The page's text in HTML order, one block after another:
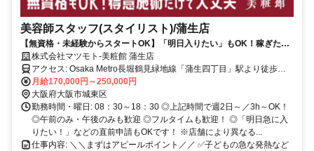
美容師スタッフ(スタイリスト)/蒲生店
【無資格・未経験からスタートOK】「明日入りたい」もOK！稼ぎたい
時にガッツリ稼げる◎子育て後のシフト増も大歓迎／週2～OK！
株式会社マツモト-美粧館 蒲生店
アクセス: Osaka Metro長堀鶴見緑地線「蒲生四丁目」駅より徒歩約1
分
月給170,000円～250,000円
大阪府大阪市城東区
勤務時間・曜日: 08：30～18：30 ◎上記時間で週2日～／3h～OK！
◎午前のみ・午後のみも歓迎 ◎フルタイムも歓迎！ ◎「明日急に入
りたい！」などの直前申請もOKです！ ※店舗により異なる...
仕事内容: ＼＼まずはアピールポイント／／ ✅子どもの急な発熱など